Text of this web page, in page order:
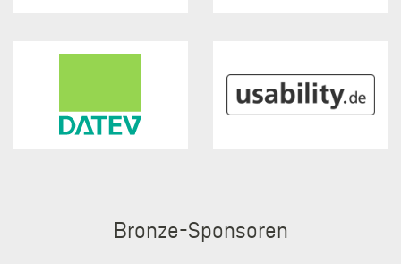
Bronze